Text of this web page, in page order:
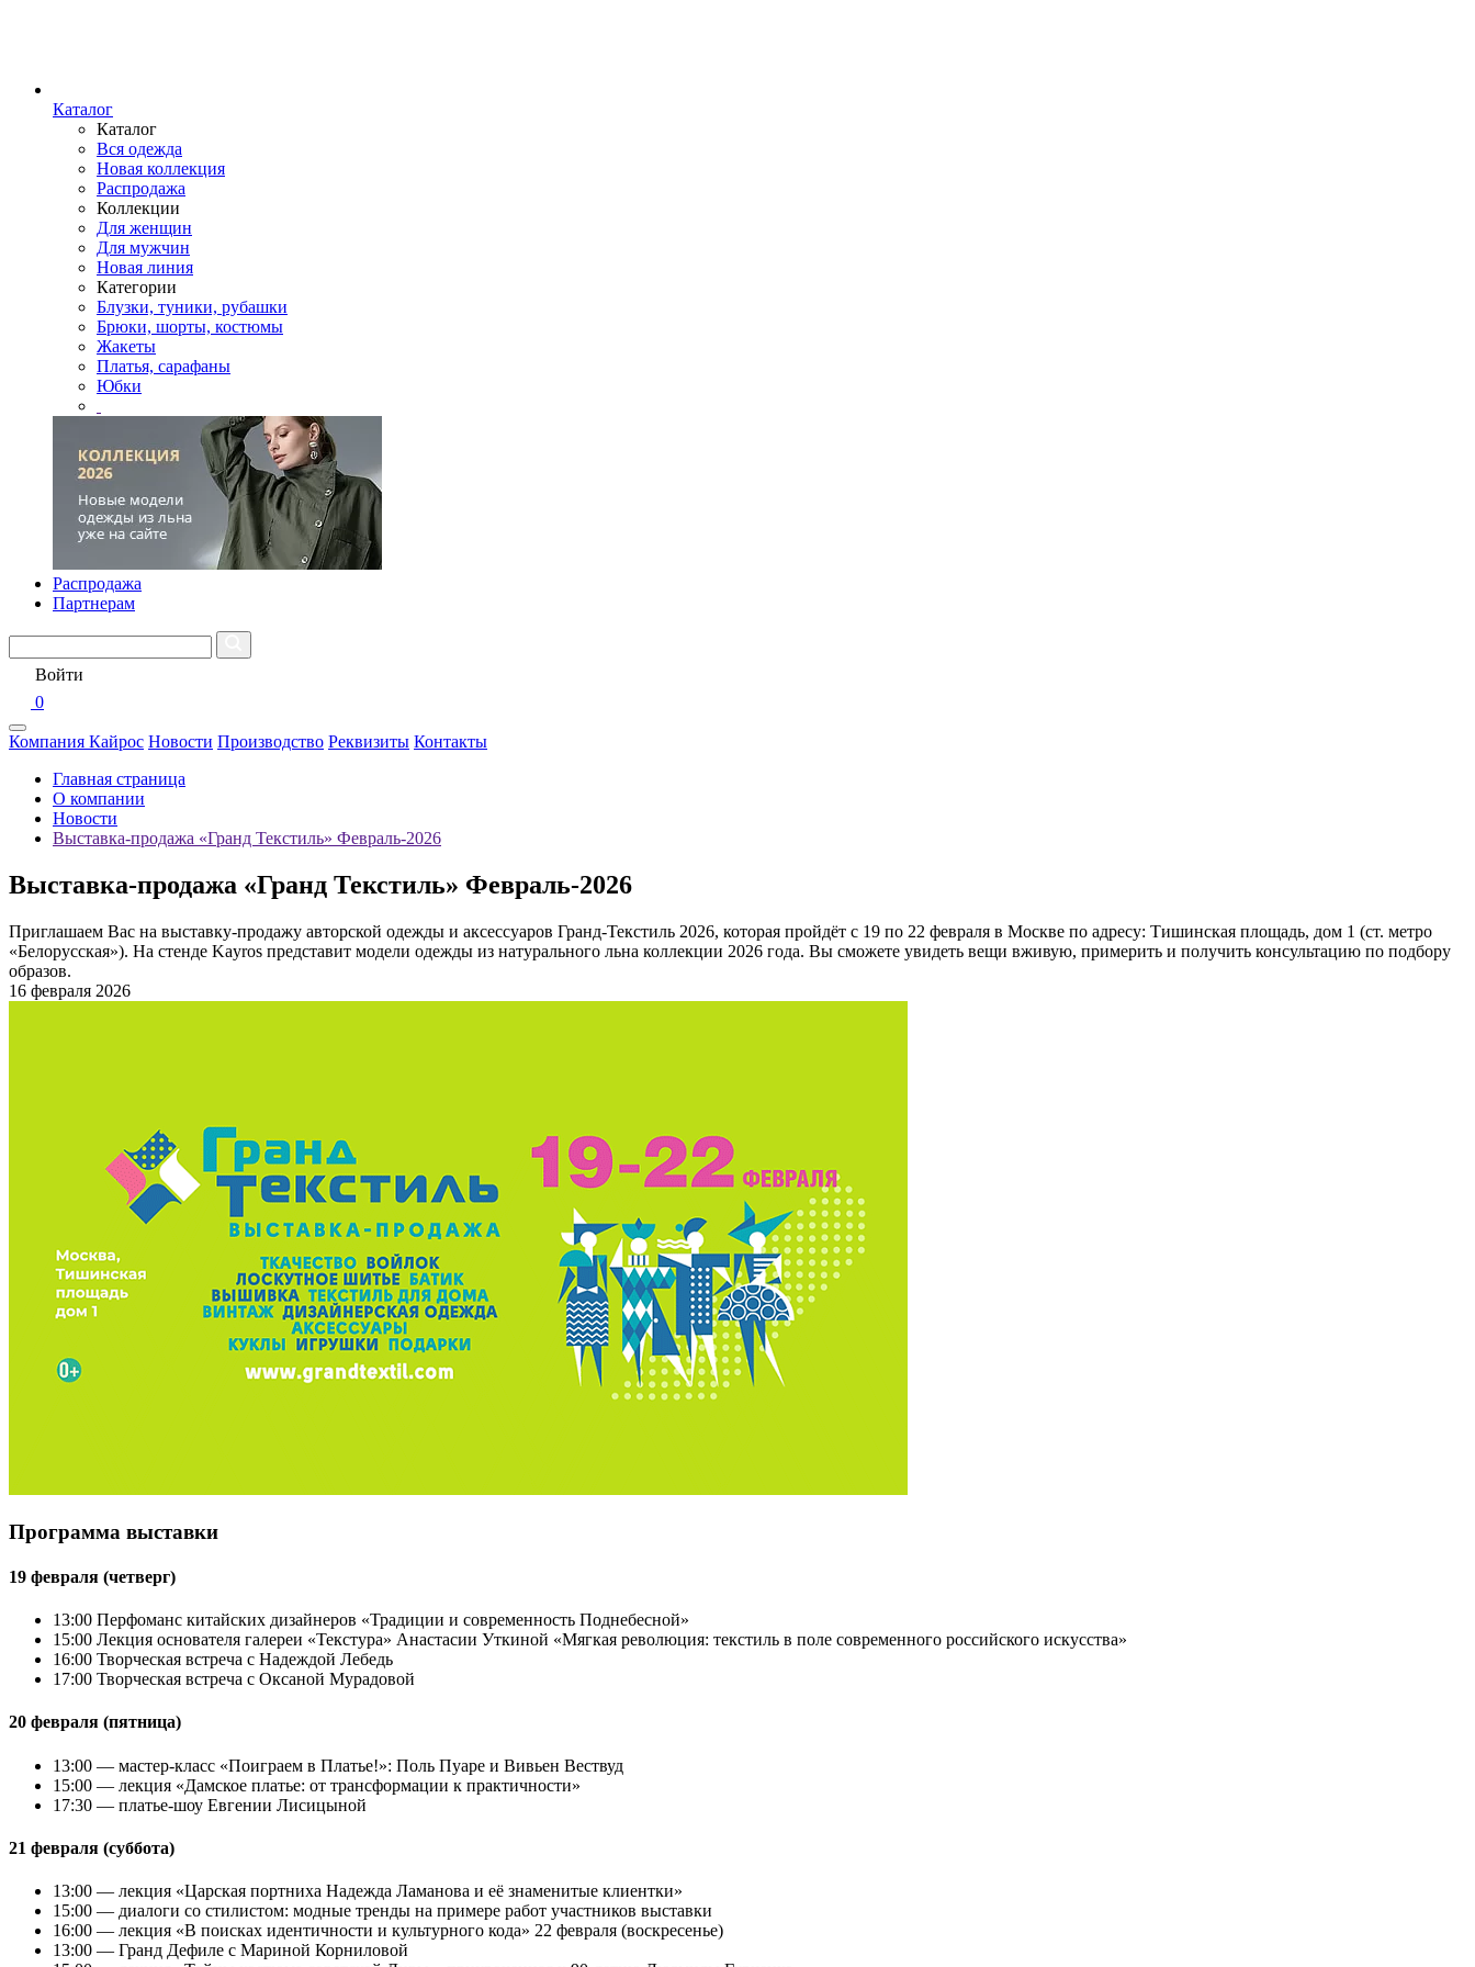
Каталог
Каталог
Вся одежда
Новая коллекция
Распродажа
Коллекции
Для женщин
Для мужчин
Новая линия
Категории
Блузки, туники, рубашки
Брюки, шорты, костюмы
Жакеты
Платья, сарафаны
Юбки
Распродажа
Партнерам
Войти
0
Компания Кайрос Новости Производство Реквизиты Контакты
Главная страница
О компании
Новости
Выставка-продажа «Гранд Текстиль» Февраль-2026
Выставка-продажа «Гранд Текстиль» Февраль-2026
Приглашаем Вас на выставку-продажу авторской одежды и аксессуаров Гранд-Текстиль 2026, которая пройдёт с 19 по 22 февраля в Москве по адресу: Тишинская площадь, дом 1 (ст. метро
«Белорусская»). На стенде Kayros представит модели одежды из натурального льна коллекции 2026 года. Вы сможете увидеть вещи вживую, примерить и получить консультацию по подбору
образов.
16 февраля 2026
Программа выставки
19 февраля (четверг)
13:00 Перфоманс китайских дизайнеров «Традиции и современность Поднебесной»
15:00 Лекция основателя галереи «Текстура» Анастасии Уткиной «Мягкая революция: текстиль в поле современного российского искусства»
16:00 Творческая встреча с Надеждой Лебедь
17:00 Творческая встреча с Оксаной Мурадовой
20 февраля (пятница)
13:00 — мастер-класс «Поиграем в Платье!»: Поль Пуаре и Вивьен Вествуд
15:00 — лекция «Дамское платье: от трансформации к практичности»
17:30 — платье-шоу Евгении Лисицыной
21 февраля (суббота)
13:00 — лекция «Царская портниха Надежда Ламанова и её знаменитые клиентки»
15:00 — диалоги со стилистом: модные тренды на примере работ участников выставки
16:00 — лекция «В поисках идентичности и культурного кода» 22 февраля (воскресенье)
13:00 — Гранд Дефиле с Мариной Корниловой